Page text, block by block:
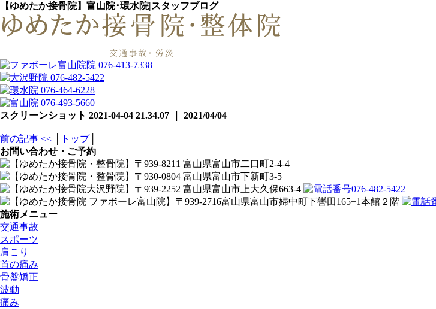
【ゆめたか接骨院】富山院･環水院|スタッフブログ
スクリーンショット 2021-04-04 21.34.07 ｜ 2021/04/04
前の記事 << トップ│
お問い合わせ・ご予約
施術メニュー
交通事故
スポーツ
肩こり
首の痛み
骨盤矯正
波動
痛み